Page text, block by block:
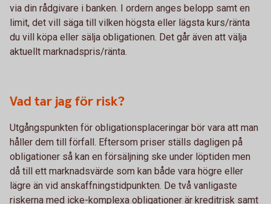
via din rådgivare i banken. I ordern anges belopp samt en
limit, det vill säga till vilken högsta eller lägsta kurs/ränta
du vill köpa eller sälja obligationen. Det går även att välja
aktuellt marknadspris/ränta.
Vad tar jag för risk?
Utgångspunkten för obligationsplaceringar bör vara att man
håller dem till förfall. Eftersom priser ställs dagligen på
obligationer så kan en försäljning ske under löptiden men
då till ett marknadsvärde som kan både vara högre eller
lägre än vid anskaffningstidpunkten. De två vanligaste
riskerna med icke-komplexa obligationer är kreditrisk samt